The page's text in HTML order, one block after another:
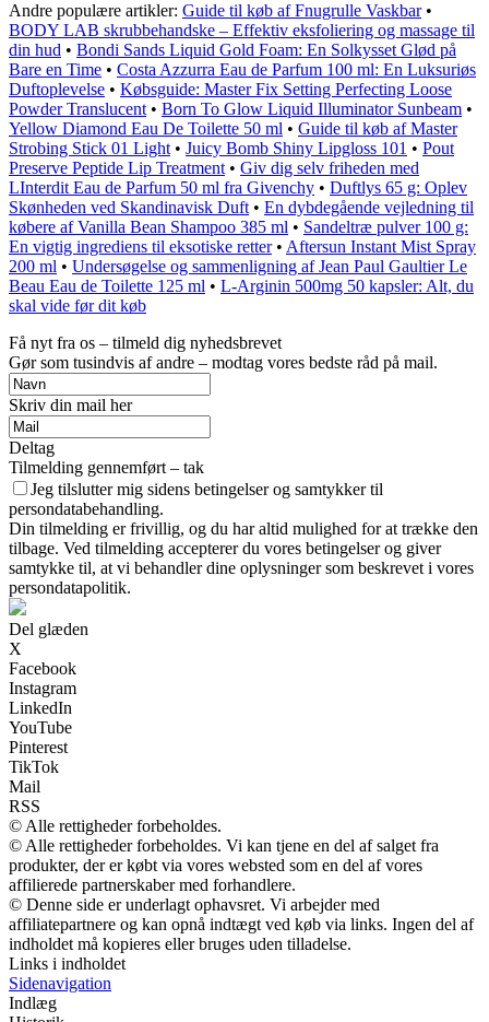
Andre populære artikler: Guide til køb af Fnugrulle Vaskbar•
BODY LAB skrubbehandske – Effektiv eksfoliering og massage til
din hud • Bondi Sands Liquid Gold Foam: En Solkysset Glød på
Bare en Time • Costa Azzurra Eau de Parfum 100 ml: En Luksuriøs
Duftoplevelse • Købsguide: Master Fix Setting Perfecting Loose
Powder Translucent • Born To Glow Liquid Illuminator Sunbeam •
Yellow Diamond Eau De Toilette 50 ml • Guide til køb af Master
Strobing Stick 01 Light • Juicy Bomb Shiny Lipgloss 101 • Pout
Preserve Peptide Lip Treatment • Giv dig selv friheden med
LInterdit Eau de Parfum 50 ml fra Givenchy • Duftlys 65 g: Oplev
Skønheden ved Skandinavisk Duft • En dybdegående vejledning til
købere af Vanilla Bean Shampoo 385 ml • Sandeltræ pulver 100 g:
En vigtig ingrediens til eksotiske retter• Aftersun Instant Mist Spray
200 ml • Undersøgelse og sammenligning af Jean Paul Gaultier Le
Beau Eau de Toilette 125 ml • L-Arginin 500mg 50 kapsler: Alt, du
skal vide før dit køb
Få nyt fra os – tilmeld dig nyhedsbrevet
Gør som tusindvis af andre – modtag vores bedste råd på mail.
Skriv din mail her
Deltag
Tilmelding gennemført – tak
Jeg tilslutter mig sidens betingelser og samtykker til
persondatabehandling.
Din tilmelding er frivillig, og du har altid mulighed for at trække den
tilbage. Ved tilmelding accepterer du vores betingelser og giver
samtykke til, at vi behandler dine oplysninger som beskrevet i vores
persondatapolitik.
Del glæden
X
Facebook
Instagram
LinkedIn
YouTube
Pinterest
TikTok
Mail
RSS
© Alle rettigheder forbeholdes.
© Alle rettigheder forbeholdes. Vi kan tjene en del af salget fra
produkter, der er købt via vores websted som en del af vores
affilierede partnerskaber med forhandlere.
© Denne side er underlagt ophavsret. Vi arbejder med
affiliatepartnere og kan opnå indtægt ved køb via links. Ingen del af
indholdet må kopieres eller bruges uden tilladelse.
Links i indholdet
Sidenavigation
Indlæg